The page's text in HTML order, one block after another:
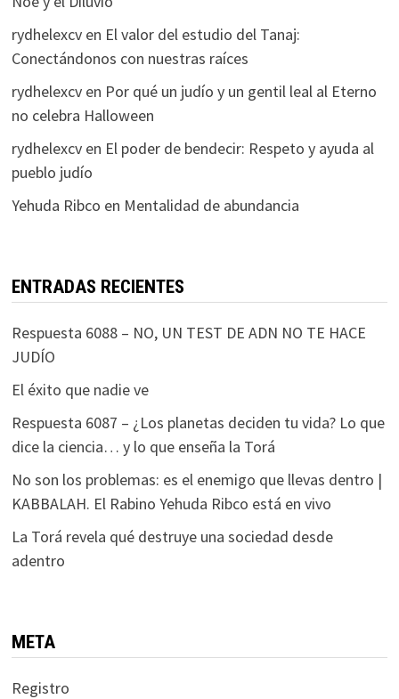
rydhelexcven El valor del estudio del Tanaj:
Conectándonos con nuestras raíces
rydhelexcven Por qué un judío y un gentil leal al Eterno
no celebra Halloween
rydhelexcven El poder de bendecir: Respeto y ayuda al
pueblo judío
Yehuda Ribco en Mentalidad de abundancia
ENTRADAS RECIENTES
Respuesta 6088 – NO, UN TEST DE ADN NO TE HACE
JUDÍO
El éxito que nadie ve
Respuesta 6087 – ¿Los planetas deciden tu vida? Lo que
dice la ciencia… y lo que enseña la Torá
No son los problemas: es el enemigo que llevas dentro |
KABBALAH. El Rabino Yehuda Ribco está en vivo
La Torá revela qué destruye una sociedad desde
adentro
META
Registro